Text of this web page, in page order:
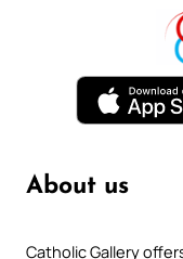
About us
Catholic Gallery